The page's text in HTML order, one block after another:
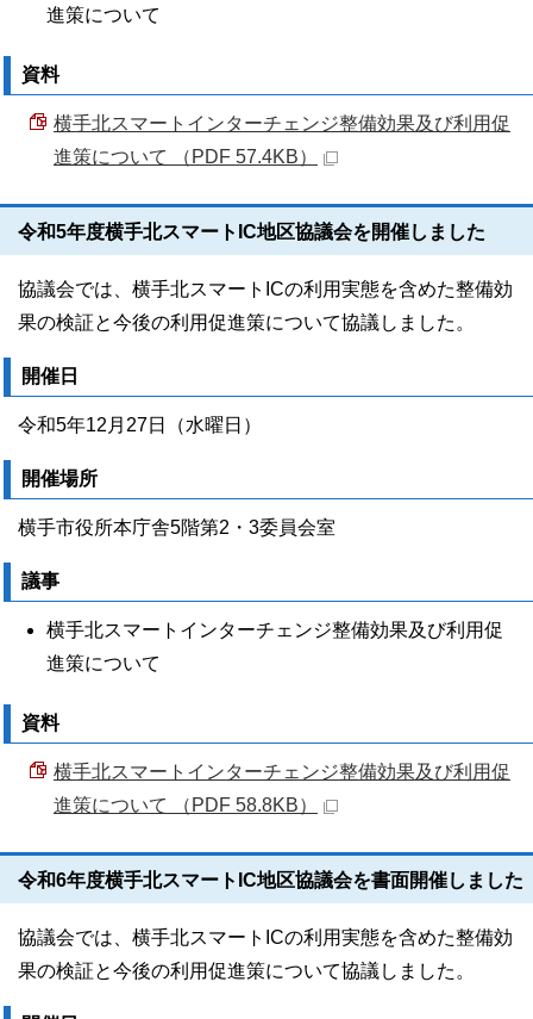
進策について
資料
横手北スマートインターチェンジ整備効果及び利用促
進策について （PDF 57.4KB）
令和5年度横手北スマートIC地区協議会を開催しました
協議会では、横手北スマートICの利用実態を含めた整備効
果の検証と今後の利用促進策について協議しました。
開催日
令和5年12月27日（水曜日）
開催場所
横手市役所本庁舎5階第2・3委員会室
議事
横手北スマートインターチェンジ整備効果及び利用促
進策について
資料
横手北スマートインターチェンジ整備効果及び利用促
進策について （PDF 58.8KB）
令和6年度横手北スマートIC地区協議会を書面開催しました
協議会では、横手北スマートICの利用実態を含めた整備効
果の検証と今後の利用促進策について協議しました。